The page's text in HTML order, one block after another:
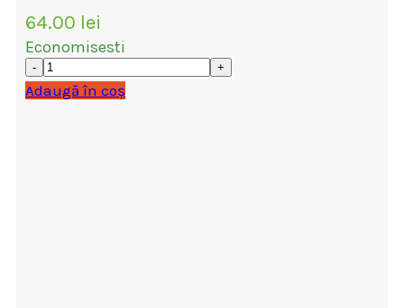
64.00 lei
Economisesti
Adaugă în coș